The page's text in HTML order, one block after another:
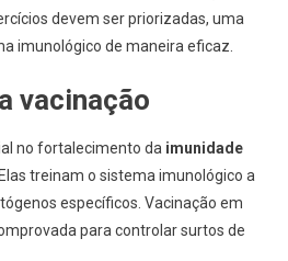
devem ser priorizadas, uma
imunológico de maneira eficaz.
vacinação
no fortalecimento da imunidade
treinam o sistema imunológico a
específicos. Vacinação em
para controlar surtos de